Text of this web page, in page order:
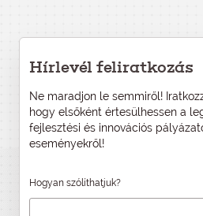
Hírlevél feliratkozás
Ne maradjon le semmiről!
hogy elsőként értesülhessen a
fejlesztési és innovációs
eseményekről!
Hogyan szólíthatjuk?